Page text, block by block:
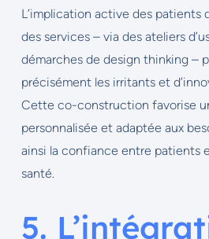
L’implication active des patients
des services – via des ateliers
démarches de design thinking –
précisément les irritants et
Cette co-construction favorise
personnalisée et adaptée aux
ainsi la confiance entre patients
santé.
5.